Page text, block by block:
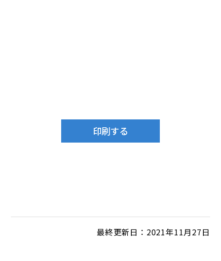
最終更新日：2021年11月27日